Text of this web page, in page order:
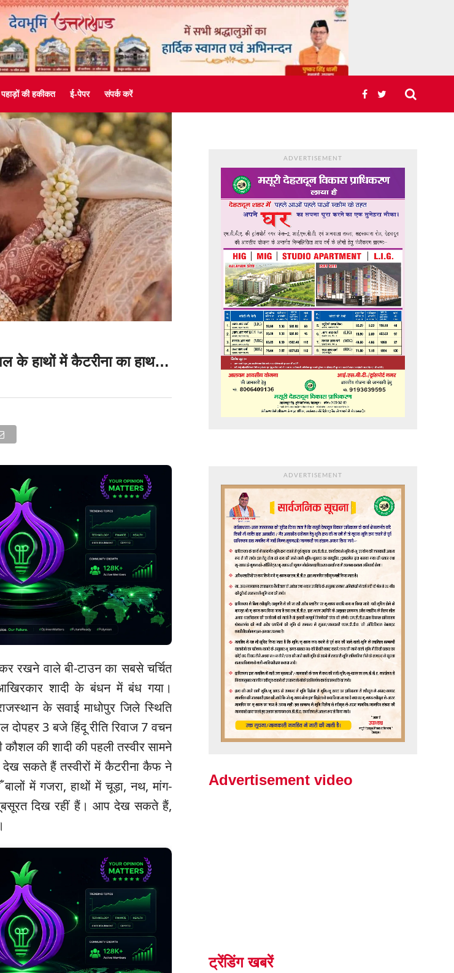
पहाड़ों की हकीकत ई-पेपर संपर्क करें
के हाथों में कैटरीना का हाथ…
रखने वाले बी-टाउन का सबसे चर्चित
शादी के बंधन में बंध गया।
के सवाई माधोपुर जिले स्थिति
दोपहर 3 बजे हिंदू रीति रिवाज 7 वचन
की शादी की पहली तस्वीर सामने
सकते हैं तस्वीरों में कैटरीना कैफ ने
में गजरा, हाथों में चूड़ा, नथ, मांग-
दिख रहीं हैं। आप देख सकते हैं,
ADVERTISEMENT
ADVERTISEMENT
Advertisement video
ट्रेंडिंग खबरें